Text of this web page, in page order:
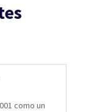
como un